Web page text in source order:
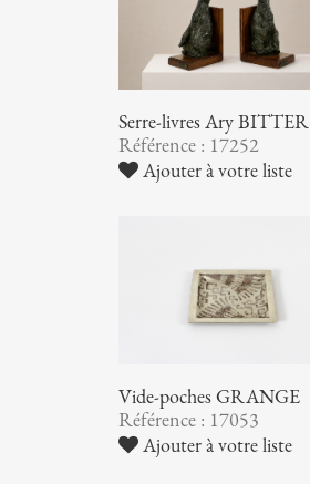
Serre-livres Ary BITTER
Référence : 17252
Ajouter à votre liste
Vide-poches GRANGE
Référence : 17053
Ajouter à votre liste